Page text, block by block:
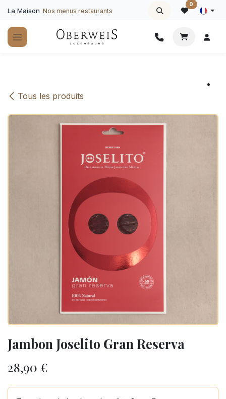
La Maison Nos menus restaurants
0
Tous les produits
Jambon Joselito Gran Reserva
28,90 €